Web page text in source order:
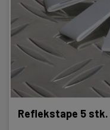
Reflekstape 5